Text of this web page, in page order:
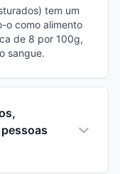
tem um
o como alimento
de 8 por 100g,
sangue.